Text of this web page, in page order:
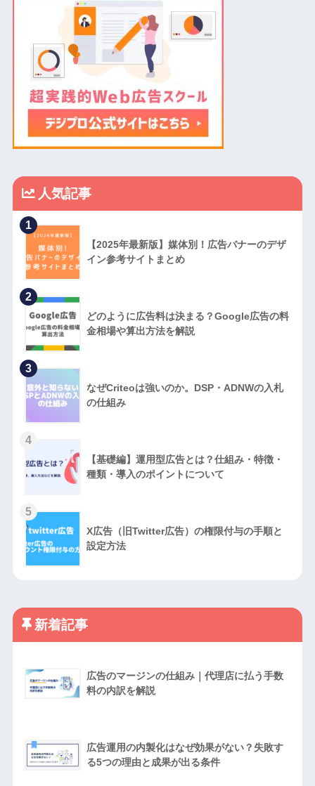
人気記事
1
【2025年最新版】媒体別！広告バナーのデザ
イン参考サイトまとめ
2
どのように広告料は決まる？Google広告の料
金相場や算出方法を解説
3
なぜCriteoは強いのか。DSP・ADNWの入札
の仕組み
4
【基礎編】運用型広告とは？仕組み・特徴・
種類・導入のポイントについて
5
X広告（旧Twitter広告）の権限付与の手順と
設定方法
新着記事
広告のマージンの仕組み｜代理店に払う手数
料の内訳を解説
広告運用の内製化はなぜ効果がない？失敗す
る5つの理由と成果が出る条件